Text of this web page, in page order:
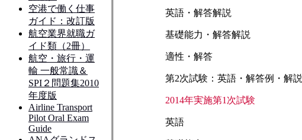
英語・解答解説
基礎能力・解答解説
適性・解答
第2次試験：英語・解答例・解説
2014年実施第1次試験
英語